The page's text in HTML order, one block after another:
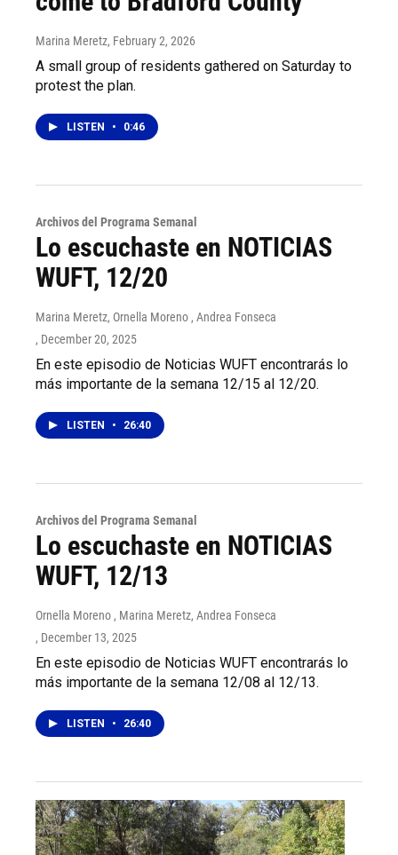
Marina Meretz, February 2, 2026
A small group of residents gathered on Saturday to
protest the plan.
LISTEN • 0:46
Archivos del Programa Semanal
Lo escuchaste en NOTICIAS
WUFT, 12/20
Marina Meretz, Ornella Moreno , Andrea Fonseca
, December 20, 2025
En este episodio de Noticias WUFT encontrarás lo
más importante de la semana 12/15 al 12/20.
LISTEN • 26:40
Archivos del Programa Semanal
Lo escuchaste en NOTICIAS
WUFT, 12/13
Ornella Moreno , Marina Meretz, Andrea Fonseca
, December 13, 2025
En este episodio de Noticias WUFT encontrarás lo
más importante de la semana 12/08 al 12/13.
LISTEN • 26:40